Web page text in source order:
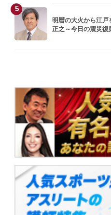
5
明暦の大火から江戸
正之～今日の震災